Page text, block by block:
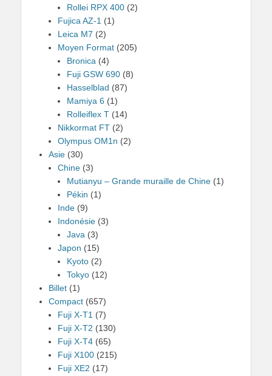
Rollei RPX 400 (2)
Fujica AZ-1 (1)
Leica M7 (2)
Moyen Format (205)
Bronica (4)
Fuji GSW 690 (8)
Hasselblad (87)
Mamiya 6 (1)
Rolleiflex T (14)
Nikkormat FT (2)
Olympus OM1n (2)
Asie (30)
Chine (3)
Mutianyu – Grande muraille de Chine (1)
Pékin (1)
Inde (9)
Indonésie (3)
Java (3)
Japon (15)
Kyoto (2)
Tokyo (12)
Billet (1)
Compact (657)
Fuji X-T1 (7)
Fuji X-T2 (130)
Fuji X-T4 (65)
Fuji X100 (215)
Fuji XE2 (17)